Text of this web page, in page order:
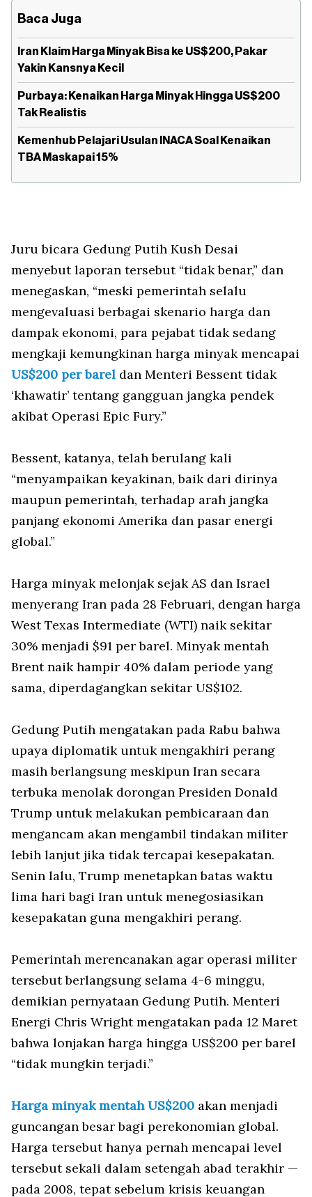
Baca Juga
Iran Klaim Harga Minyak Bisa ke US$200, Pakar
Yakin Kansnya Kecil
Purbaya: Kenaikan Harga Minyak Hingga US$200
Tak Realistis
Kemenhub Pelajari Usulan INACA Soal Kenaikan
TBA Maskapai 15%
Juru bicara Gedung Putih Kush Desai
menyebut laporan tersebut “tidak benar,” dan
menegaskan, “meski pemerintah selalu
mengevaluasi berbagai skenario harga dan
dampak ekonomi, para pejabat tidak sedang
mengkaji kemungkinan harga minyak mencapai
US$200 per barel dan Menteri Bessent tidak
‘khawatir’ tentang gangguan jangka pendek
akibat Operasi Epic Fury.”
Bessent, katanya, telah berulang kali
“menyampaikan keyakinan, baik dari dirinya
maupun pemerintah, terhadap arah jangka
panjang ekonomi Amerika dan pasar energi
global.”
Harga minyak melonjak sejak AS dan Israel
menyerang Iran pada 28 Februari, dengan harga
West Texas Intermediate (WTI) naik sekitar
30% menjadi $91 per barel. Minyak mentah
Brent naik hampir 40% dalam periode yang
sama, diperdagangkan sekitar US$102.
Gedung Putih mengatakan pada Rabu bahwa
upaya diplomatik untuk mengakhiri perang
masih berlangsung meskipun Iran secara
terbuka menolak dorongan Presiden Donald
Trump untuk melakukan pembicaraan dan
mengancam akan mengambil tindakan militer
lebih lanjut jika tidak tercapai kesepakatan.
Senin lalu, Trump menetapkan batas waktu
lima hari bagi Iran untuk menegosiasikan
kesepakatan guna mengakhiri perang.
Pemerintah merencanakan agar operasi militer
tersebut berlangsung selama 4-6 minggu,
demikian pernyataan Gedung Putih. Menteri
Energi Chris Wright mengatakan pada 12 Maret
bahwa lonjakan harga hingga US$200 per barel
“tidak mungkin terjadi.”
Harga minyak mentah US$200 akan menjadi
guncangan besar bagi perekonomian global.
Harga tersebut hanya pernah mencapai level
tersebut sekali dalam setengah abad terakhir —
pada 2008, tepat sebelum krisis keuangan